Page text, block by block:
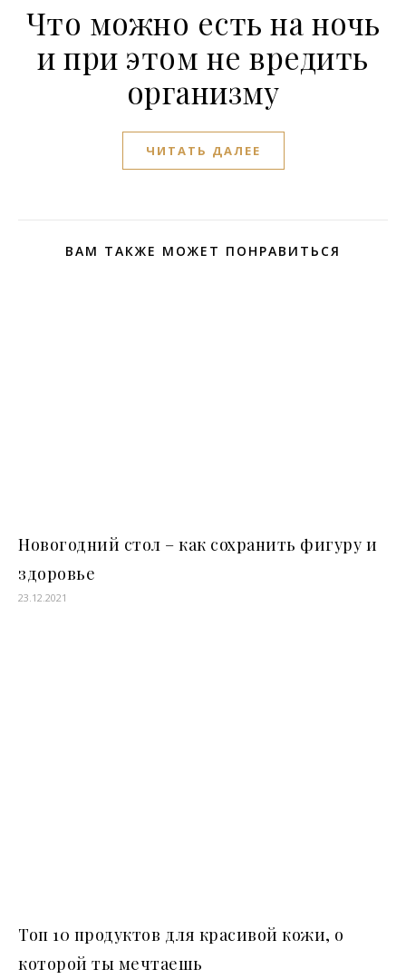
Что можно есть на ночь
и при этом не вредить
организму
ЧИТАТЬ ДАЛЕЕ
ВАМ ТАКЖЕ МОЖЕТ ПОНРАВИТЬСЯ
Новогодний стол – как сохранить фигуру и
здоровье
23.12.2021
Топ 10 продуктов для красивой кожи, о
которой ты мечтаешь